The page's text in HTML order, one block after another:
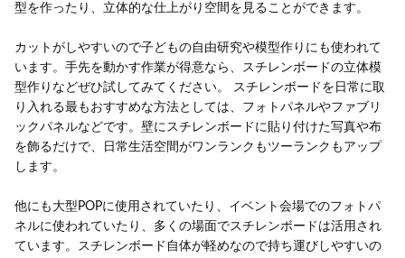
型を作ったり、立体的な仕上がり空間を見ることができます。
カットがしやすいので子どもの自由研究や模型作りにも使われて
います。手先を動かす作業が得意なら、スチレンボードの立体模
型作りなどぜひ試してみてください。 スチレンボードを日常に取
り入れる最もおすすめな方法としては、フォトパネルやファブリ
ックパネルなどです。壁にスチレンボードに貼り付けた写真や布
を飾るだけで、日常生活空間がワンランクもツーランクもアップ
します。
他にも大型POPに使用されていたり、イベント会場でのフォトパ
ネルに使われていたり、多くの場面でスチレンボードは活用され
ています。スチレンボード自体が軽めなので持ち運びしやすいの